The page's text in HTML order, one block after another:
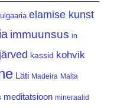
elamise kunst
immuunsus in
järved kassid kohvik
Läti Madeira Malta
meditatsioon mineraalid